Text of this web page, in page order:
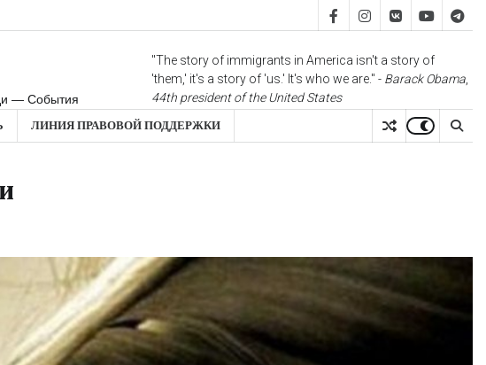
FB IS vk YT TG
— События
"The story of immigrants in America isn't a story of
'them,' it's a story of 'us.' It's who we are." - Barack Obama
44th president of the United States
ЛИНИЯ ПРАВОВОЙ ПОДДЕРЖКИ